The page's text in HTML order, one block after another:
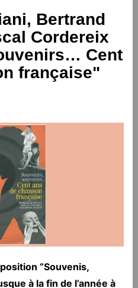
Bertrand
Cordereix
Cent
française"
“Souvenis,
à la fin de l’année à